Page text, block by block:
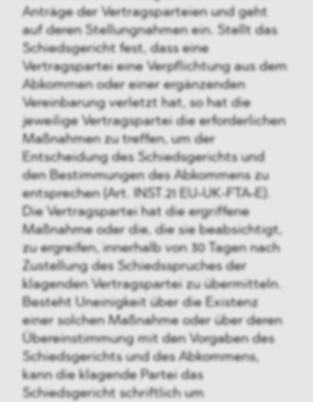
Anträge der Vertragsparteien und geht
auf deren Stellungnahmen ein. Stellt das
Schiedsgericht fest, dass eine
Vertragspartei eine Verpflichtung aus dem
Abkommen oder einer ergänzenden
Vereinbarung verletzt hat, so hat die
jeweilige Vertragspartei die erforderlichen
Maßnahmen zu treffen, um der
Entscheidung des Schiedsgerichts und
den Bestimmungen des Abkommens zu
entsprechen (Art. INST.21 EU-UK-FTA-E).
Die Vertragspartei hat die ergriffene
Maßnahme oder die, die sie beabsichtigt,
zu ergreifen, innerhalb von 30 Tagen nach
Zustellung des Schiedsspruches der
klagenden Vertragspartei zu übermitteln.
Besteht Uneinigkeit über die Existenz
einer solchen Maßnahme oder über deren
Übereinstimmung mit den Vorgaben des
Schiedsgerichts und des Abkommens,
kann die klagende Partei das
Schiedsgericht schriftlich um